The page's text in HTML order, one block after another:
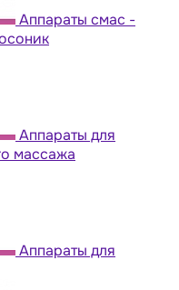
Аппараты cмас -
Аппараты для
массажа
Аппараты для